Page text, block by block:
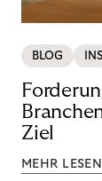
BLOG
Ziel
MEHR LESEN